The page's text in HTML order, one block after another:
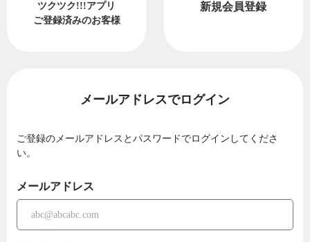
ツクツク!!!アプリ
ご登録済みのお客様
新規会員登録
メールアドレスでログイン
ご登録のメールアドレスとパスワードでログインしてくださ
い。
メールアドレス